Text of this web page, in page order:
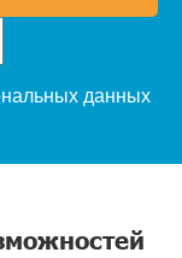
данных